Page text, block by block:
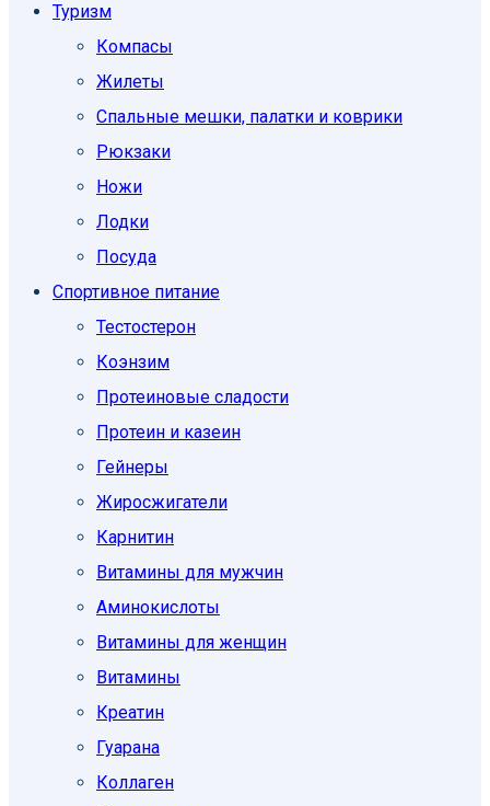
Туризм
Компасы
Жилеты
Спальные мешки, палатки и коврики
Рюкзаки
Ножи
Лодки
Посуда
Спортивное питание
Тестостерон
Коэнзим
Протеиновые сладости
Протеин и казеин
Гейнеры
Жиросжигатели
Карнитин
Витамины для мужчин
Аминокислоты
Витамины для женщин
Витамины
Креатин
Гуарана
Коллаген